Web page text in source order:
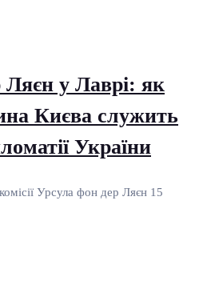
у Лаврі: як
Києва служить
України
Урсула фон дер Ляєн 15